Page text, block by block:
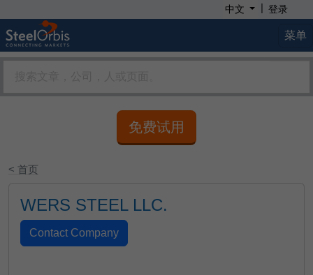
中文 | 登录
菜单
免费试用
< 首页
WERS STEEL LLC.